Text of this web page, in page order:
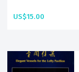
US$15.00